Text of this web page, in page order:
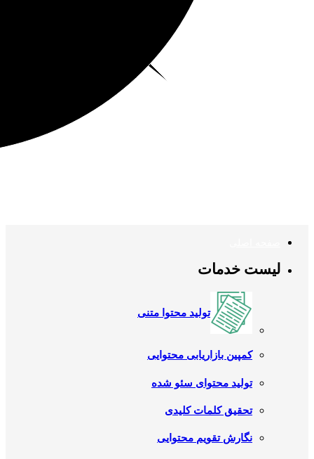
لیست خدمات
تولید محتوا متنی
کمپین بازاریابی محتوایی
تولید محتوای سئو شده
تحقیق کلمات کلیدی
نگارش تقویم محتوایی